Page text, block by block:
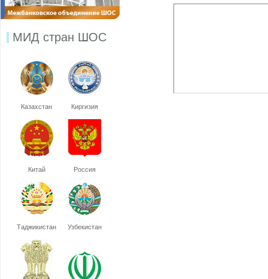
МИД стран ШОС
Казахстан Киргизия
Китай Россия
Таджикистан Узбекистан